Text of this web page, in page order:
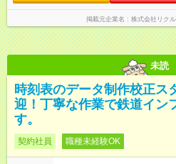
掲載元企業名 株式会社リク
未読
時刻表のデータ制作校正
迎！丁寧な作業で鉄道イン
す。
契約社員 職種未経験OK